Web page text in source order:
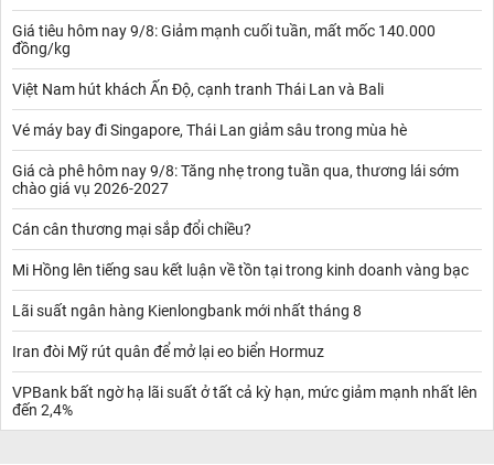
Giá tiêu hôm nay 9/8: Giảm mạnh cuối tuần, mất mốc 140.000
đồng/kg
Việt Nam hút khách Ấn Độ, cạnh tranh Thái Lan và Bali
Vé máy bay đi Singapore, Thái Lan giảm sâu trong mùa hè
Giá cà phê hôm nay 9/8: Tăng nhẹ trong tuần qua, thương lái sớm
chào giá vụ 2026-2027
Cán cân thương mại sắp đổi chiều?
Mi Hồng lên tiếng sau kết luận về tồn tại trong kinh doanh vàng bạc
Lãi suất ngân hàng Kienlongbank mới nhất tháng 8
Iran đòi Mỹ rút quân để mở lại eo biển Hormuz
VPBank bất ngờ hạ lãi suất ở tất cả kỳ hạn, mức giảm mạnh nhất lên
đến 2,4%